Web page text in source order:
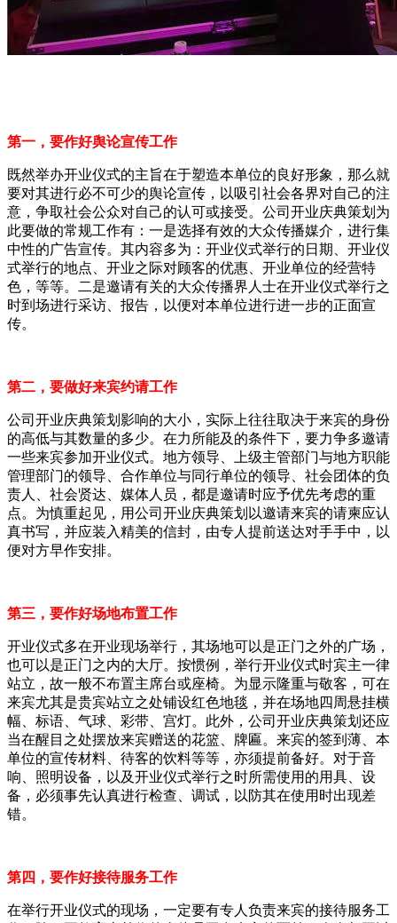
第一，要作好舆论宣传工作
既然举办开业仪式的主旨在于塑造本单位的良好形象，那么就
要对其进行必不可少的舆论宣传，以吸引社会各界对自己的注
意，争取社会公众对自己的认可或接受。公司开业庆典策划为
此要做的常规工作有：一是选择有效的大众传播媒介，进行集
中性的广告宣传。其内容多为：开业仪式举行的日期、开业仪
式举行的地点、开业之际对顾客的优惠、开业单位的经营特
色，等等。二是邀请有关的大众传播界人士在开业仪式举行之
时到场进行采访、报告，以便对本单位进行进一步的正面宣
传。
第二，要做好来宾约请工作
公司开业庆典策划影响的大小，实际上往往取决于来宾的身份
的高低与其数量的多少。在力所能及的条件下，要力争多邀请
一些来宾参加开业仪式。地方领导、上级主管部门与地方职能
管理部门的领导、合作单位与同行单位的领导、社会团体的负
责人、社会贤达、媒体人员，都是邀请时应予优先考虑的重
点。为慎重起见，用公司开业庆典策划以邀请来宾的请柬应认
真书写，并应装入精美的信封，由专人提前送达对手手中，以
便对方早作安排。
第三，要作好场地布置工作
开业仪式多在开业现场举行，其场地可以是正门之外的广场，
也可以是正门之内的大厅。按惯例，举行开业仪式时宾主一律
站立，故一般不布置主席台或座椅。为显示隆重与敬客，可在
来宾尤其是贵宾站立之处铺设红色地毯，并在场地四周悬挂横
幅、标语、气球、彩带、宫灯。此外，公司开业庆典策划还应
当在醒目之处摆放来宾赠送的花篮、牌匾。来宾的签到薄、本
单位的宣传材料、待客的饮料等等，亦须提前备好。对于音
响、照明设备，以及开业仪式举行之时所需使用的用具、设
备，必须事先认真进行检查、调试，以防其在使用时出现差
错。
第四，要作好接待服务工作
在举行开业仪式的现场，一定要有专人负责来宾的接待服务工